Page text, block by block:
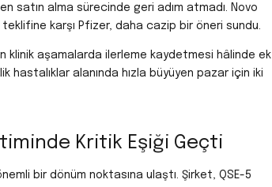
satın alma sürecinde geri adım atmadı. Novo
teklifine karşı Pfizer, daha cazip bir öneri sundu.
klinik aşamalarda ilerleme kaydetmesi hâlinde ek
hastalıklar alanında hızla büyüyen pazar için iki
Kritik Eşiği Geçti
bir dönüm noktasına ulaştı. Şirket, QSE-5